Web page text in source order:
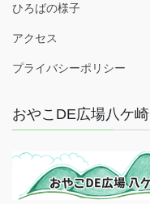
ひろばの様子
アクセス
プライバシーポリシー
おやこDE広場八ケ崎